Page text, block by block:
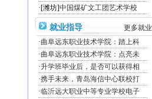
·[潍坊]中国煤矿文工团艺术学校
就业指导
更多就业
·曲阜远东职业技术学院：踏上科
·曲阜远东职业技术学院：点亮未
·升学班毕业后，是否可以获得相
·携手未来，青岛海信中心联校打
·临沂远大职业中等专业学校电子